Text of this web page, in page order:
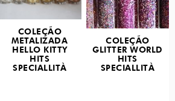
COLEÇÃO
METALIZADA
HELLO KITTY
HITS
SPECIALLITÀ
COLEÇÃO
GLITTER WORLD
HITS
SPECIALLITÀ